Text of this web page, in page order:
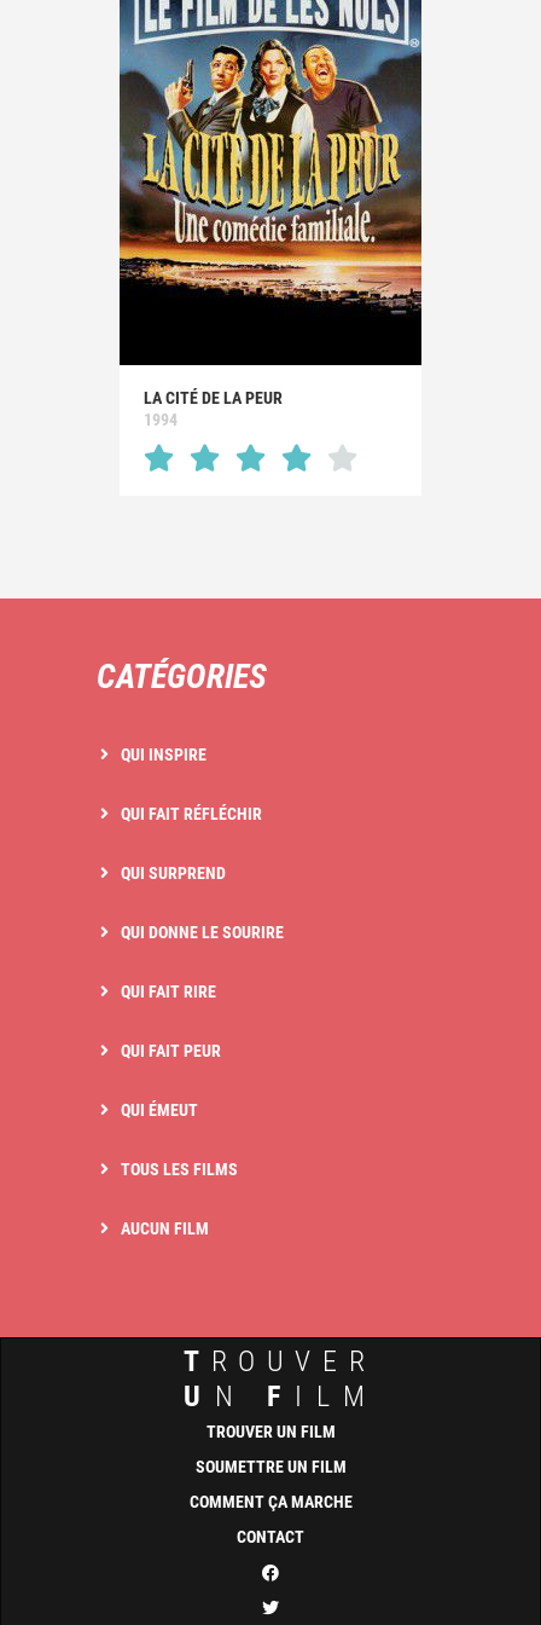
LA CITÉ DE LA PEUR
1994
CATÉGORIES
QUI INSPIRE
QUI FAIT RÉFLÉCHIR
QUI SURPREND
QUI DONNE LE SOURIRE
QUI FAIT RIRE
QUI FAIT PEUR
QUI ÉMEUT
TOUS LES FILMS
AUCUN FILM
T ROUVER
U N F ILM
TROUVER UN FILM
SOUMETTRE UN FILM
COMMENT ÇA MARCHE
CONTACT